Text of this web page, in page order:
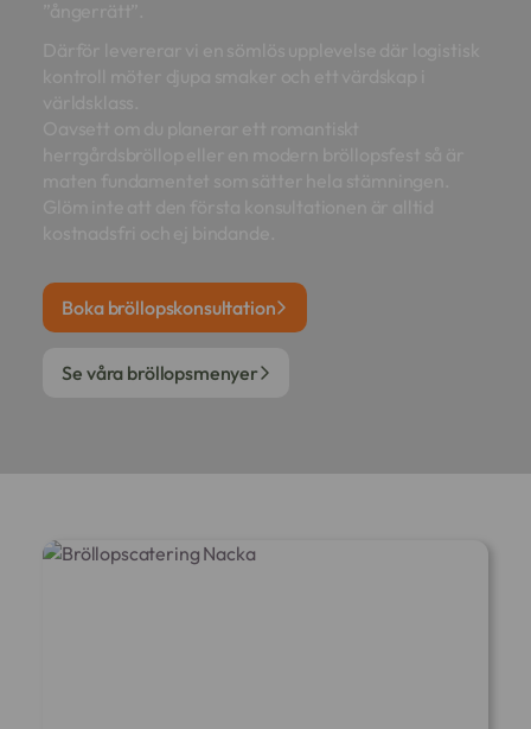
Boka bröllopskonsultation
Se våra bröllopsmenyer